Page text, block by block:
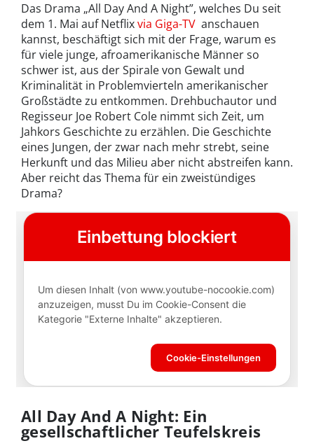
Das Drama „All Day And A Night”, welches Du seit
dem 1. Mai auf Netflixvia Giga-TV anschauen
kannst, beschäftigt sich mit der Frage, warum es
für viele junge, afroamerikanische Männer so
schwer ist, aus der Spirale von Gewalt und
Kriminalität in Problemvierteln amerikanischer
Großstädte zu entkommen. Drehbuchautor und
Regisseur Joe Robert Cole nimmt sich Zeit, um
Jahkors Geschichte zu erzählen. Die Geschichte
eines Jungen, der zwar nach mehr strebt, seine
Herkunft und das Milieu aber nicht abstreifen kann.
Aber reicht das Thema für ein zweistündiges
Drama?
All Day And A Night: Ein
gesellschaftlicher Teufelskreis